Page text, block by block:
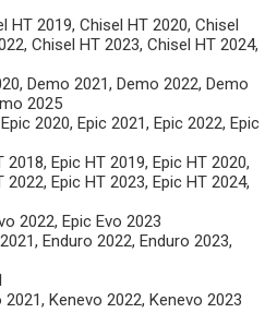
HT 2019, Chisel HT 2020, Chisel
Chisel HT 2023, Chisel HT 2024,
Demo 2021, Demo 2022, Demo
2025
2020, Epic 2021, Epic 2022, Epic
2018, Epic HT 2019, Epic HT 2020,
2022, Epic HT 2023, Epic HT 2024,
2022, Epic Evo 2023
Enduro 2022, Enduro 2023,
Kenevo 2022, Kenevo 2023